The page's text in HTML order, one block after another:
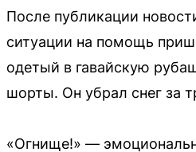
После публикации
ситуации на помощь
одетый в гавайскую
шорты. Он убрал снег за
«Огнище!» —